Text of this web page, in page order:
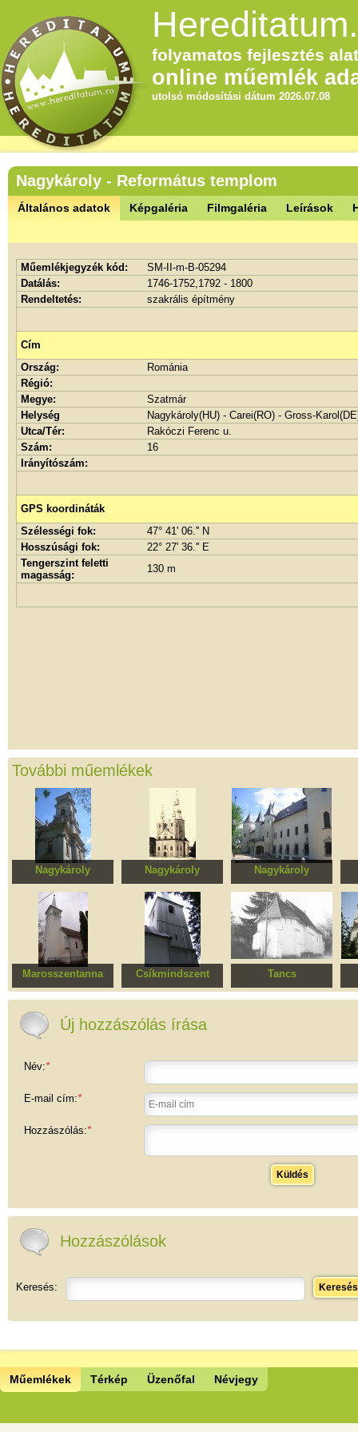
folyamatos fejlesztés
online műemlék
utolsó módosítási dátum 2026.07.08
Nagykároly - Református templom
Általános adatok Képgaléria Filmgaléria Leírások
Műemlékjegyzék kód:
SM-II-m-B-05294
Datálás:
1746-1752,1792 - 1800
Rendeltetés:
szakrális építmény
Cím
Ország:
Románia
Régió:
Megye:
Szatmár
Helység
Nagykároly(HU) - Carei(RO) - Gross-
Utca/Tér:
Rakóczi Ferenc u.
Szám:
16
Irányítószám:
GPS koordináták
Szélességi fok:
47° 41' 06.'' N
Hosszúsági fok:
22° 27' 36.'' E
Tengerszint feletti
magasság:
130 m
További műemlékek
Nagykároly
Kalazanci Szent
József római
katolikus templom,
egykori piarista
templom és rendház
Nagykároly
Szent Mihály és
Szent Gábriel
arkangyalok görög
katolikus templom
Nagykároly
Károlyi kastély
Marosszentanna
Református templom
Csíkmindszent
Római katolikus
Tancs
Református templom
Új hozzászólás írása
Név:*
E-mail cím:*
Hozzászólás:*
Küldés
Hozzászólások
Keresés: Keresés
Műemlékek Térkép Üzenőfal Névjegy